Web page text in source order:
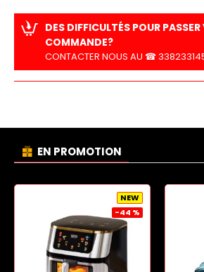
DES DIFFICULTÉS POUR PASSER
COMMANDE?
CONTACTER NOUS AU ☎
EN PROMOTION
NEW
-44 %